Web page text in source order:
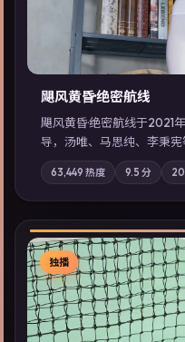
飓风黄昏·绝密航线
飓风黄昏·绝密航线于2021
导，汤唯、马思纯、李秉
情与职责必须在倒计时结
质；站内亦可通过「国产免
同类型高分佳作，畅享高
63,449 热度 9.5 分
独播